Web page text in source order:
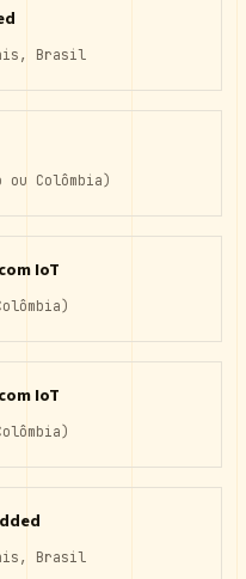
Brasil
ou Colômbia)
IoT
IoT
Brasil